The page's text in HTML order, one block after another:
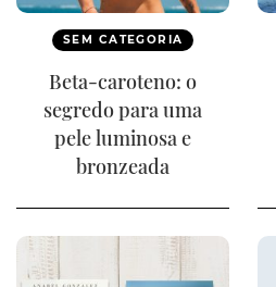
SEM CATEGORIA
Beta-caroteno: o
segredo para uma
pele luminosa e
bronzeada